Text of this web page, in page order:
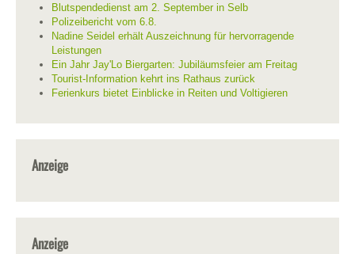
Blutspendedienst am 2. September in Selb
Polizeibericht vom 6.8.
Nadine Seidel erhält Auszeichnung für hervorragende
Leistungen
Ein Jahr Jay'Lo Biergarten: Jubiläumsfeier am Freitag
Tourist-Information kehrt ins Rathaus zurück
Ferienkurs bietet Einblicke in Reiten und Voltigieren
Anzeige
Anzeige